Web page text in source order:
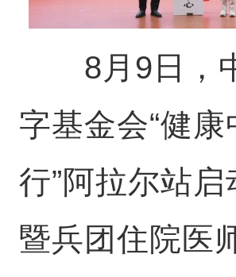
8月9日，
字基金会“健康
行”阿拉尔站启
暨兵团住院医